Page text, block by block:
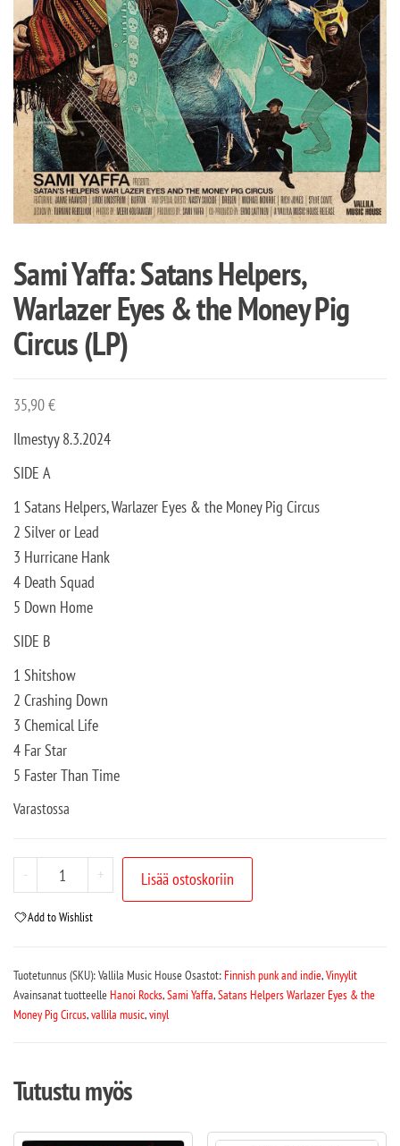
Sami Yaffa: Satans Helpers,
Warlazer Eyes & the Money Pig
Circus (LP)
35,90€
Ilmestyy 8.3.2024
SIDE A
1 Satans Helpers, Warlazer Eyes & the Money Pig Circus
2 Silver or Lead
3 Hurricane Hank
4 Death Squad
5 Down Home
SIDE B
1 Shitshow
2 Crashing Down
3 Chemical Life
4 Far Star
5 Faster Than Time
Varastossa
- + Lisää ostoskoriin
Add to Wishlist
Tuotetunnus (SKU):Vallila Music HouseOsastot:Finnish punk and indie,Vinyylit
Avainsanat tuotteelleHanoi Rocks,Sami Yaffa,Satans Helpers Warlazer Eyes & the
Money Pig Circus,vallila music,vinyl
Tutustu myös